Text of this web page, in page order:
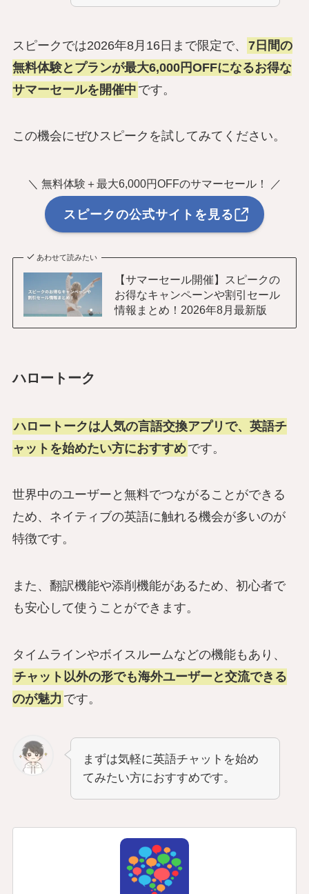
スピークでは2026年8月16日まで限定で、
7日間の
無料体験とプランが最大6,000円OFFになるお得な
サマーセールを開催中 です。
この機会にぜひスピークを試してみてください。
＼ 無料体験＋最大6,000円OFFのサマーセール！ ／
スピークの公式サイトを見る
あわせて読みたい
【サマーセール開催】スピークの
お得なキャンペーンや割引セール
情報まとめ！2026年8月最新版
ハロートーク
ハロートークは人気の言語交換アプリで、英語チ
ャットを始めたい方におすすめです。
世界中のユーザーと無料でつながることができる
ため、ネイティブの英語に触れる機会が多いのが
特徴です。
また、翻訳機能や添削機能があるため、初心者で
も安心して使うことができます。
タイムラインやボイスルームなどの機能もあり、
チャット以外の形でも海外ユーザーと交流できる
のが魅力 です。
まずは気軽に英語チャットを始め
てみたい方におすすめです。